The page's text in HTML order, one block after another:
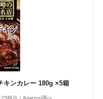
キンカレー 180g ×5箱